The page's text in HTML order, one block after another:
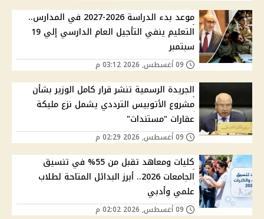
موعد بدء الدراسة 2026-2027 في المدارس..
التعليم ينفي التأجيل العام الدارسي إلي 19
سبتمبر
الجريدة الرسمية تنشر قرار كامل الوزير بشأن
مشروع الأتوبيس الترددي يشمل نزع مليكة
عقارات "مستندات"
كليات ومعاهد تقبل من 55% في تنسيق
الجامعات 2026.. أبرز البدائل المتاحة لطلاب
علمي وأدبي